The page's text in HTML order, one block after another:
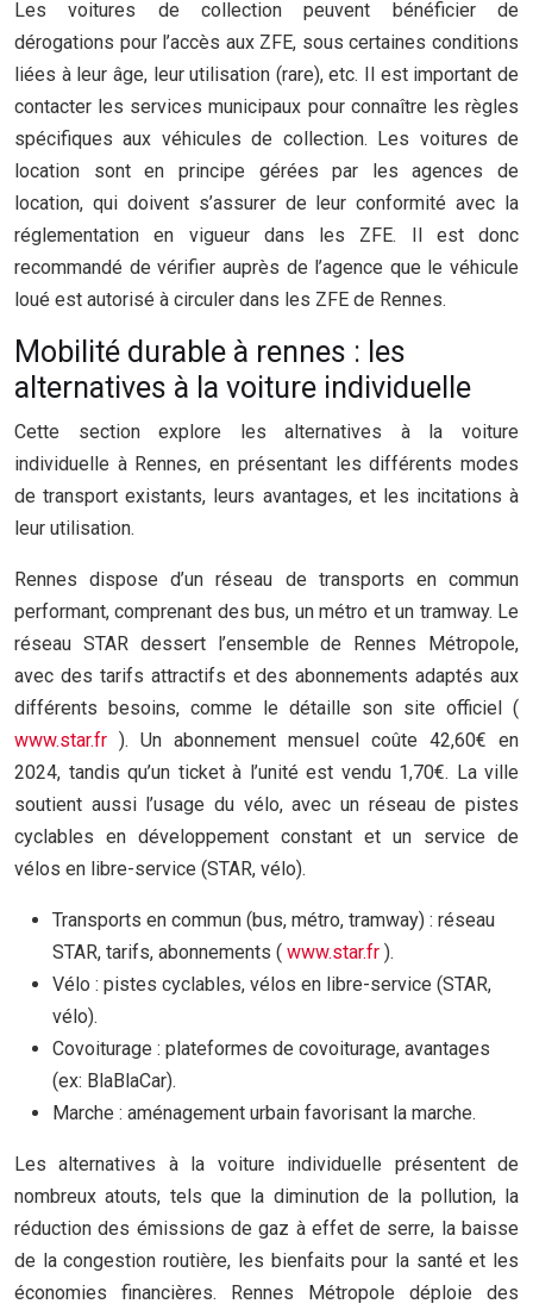
Les voitures de collection peuvent bénéficier de
dérogations pour l’accès aux ZFE, sous certaines conditions
liées à leur âge, leur utilisation (rare), etc. Il est important de
contacter les services municipaux pour connaître les règles
spécifiques aux véhicules de collection. Les voitures de
location sont en principe gérées par les agences de
location, qui doivent s’assurer de leur conformité avec la
réglementation en vigueur dans les ZFE. Il est donc
recommandé de vérifier auprès de l’agence que le véhicule
loué est autorisé à circuler dans les ZFE de Rennes.
Mobilité durable à rennes : les
alternatives à la voiture individuelle
Cette section explore les alternatives à la voiture
individuelle à Rennes, en présentant les différents modes
de transport existants, leurs avantages, et les incitations à
leur utilisation.
Rennes dispose d’un réseau de transports en commun
performant, comprenant des bus, un métro et un tramway. Le
réseau STAR dessert l’ensemble de Rennes Métropole,
avec des tarifs attractifs et des abonnements adaptés aux
différents besoins, comme le détaille son site officiel (
www.star.fr ). Un abonnement mensuel coûte 42,60€ en
2024, tandis qu’un ticket à l’unité est vendu 1,70€. La ville
soutient aussi l’usage du vélo, avec un réseau de pistes
cyclables en développement constant et un service de
vélos en libre-service (STAR, vélo).
Transports en commun (bus, métro, tramway) : réseau
STAR, tarifs, abonnements ( www.star.fr ).
Vélo : pistes cyclables, vélos en libre-service (STAR,
vélo).
Covoiturage : plateformes de covoiturage, avantages
(ex: BlaBlaCar).
Marche : aménagement urbain favorisant la marche.
Les alternatives à la voiture individuelle présentent de
nombreux atouts, tels que la diminution de la pollution, la
réduction des émissions de gaz à effet de serre, la baisse
de la congestion routière, les bienfaits pour la santé et les
économies financières. Rennes Métropole déploie des